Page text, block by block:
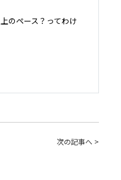
のペース？ってわけ
次の記事へ >